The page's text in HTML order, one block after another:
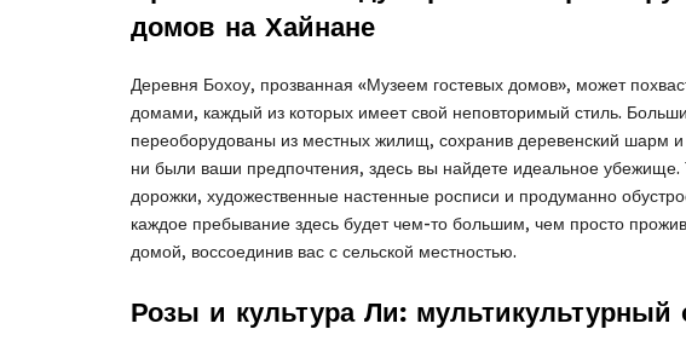
домов на Хайнане
Деревня Бохоу, прозванная «Музеем гостевых домов», может
домами, каждый из которых имеет свой неповторимый стиль.
переоборудованы из местных жилищ, сохранив деревенский шарм
ни были ваши предпочтения, здесь вы найдете идеальное
дорожки, художественные настенные росписи и продуманно
каждое пребывание здесь будет чем-то большим, чем просто
домой, воссоединив вас с сельской местностью.
Розы и культура Ли: мультикультурный